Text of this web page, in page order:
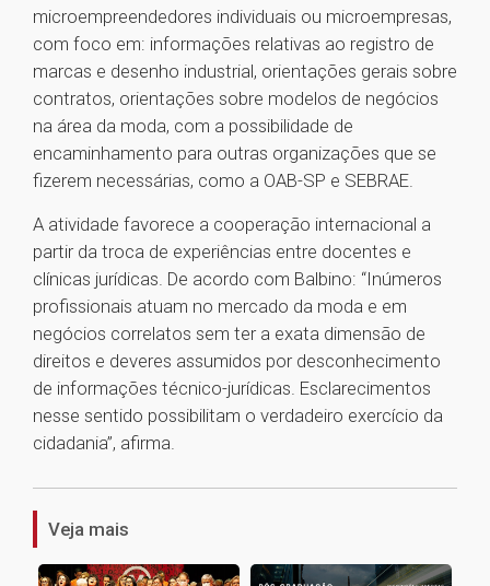
microempreendedores individuais ou microempresas,
com foco em: informações relativas ao registro de
marcas e desenho industrial, orientações gerais sobre
contratos, orientações sobre modelos de negócios
na área da moda, com a possibilidade de
encaminhamento para outras organizações que se
fizerem necessárias, como a OAB-SP e SEBRAE.
A atividade favorece a cooperação internacional a
partir da troca de experiências entre docentes e
clínicas jurídicas. De acordo com Balbino: “Inúmeros
profissionais atuam no mercado da moda e em
negócios correlatos sem ter a exata dimensão de
direitos e deveres assumidos por desconhecimento
de informações técnico-jurídicas. Esclarecimentos
nesse sentido possibilitam o verdadeiro exercício da
cidadania”, afirma.
Veja mais